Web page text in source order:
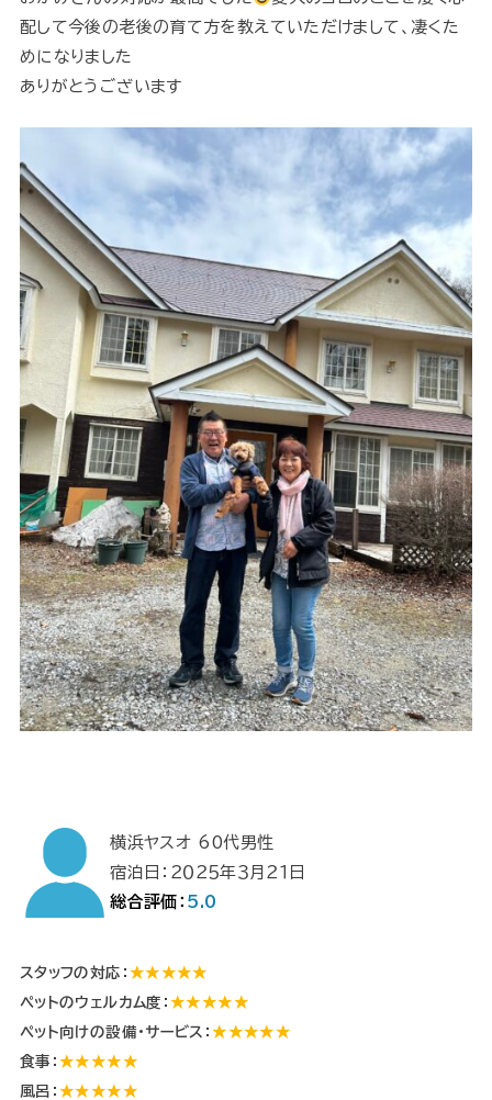
配して今後の老後の育て方を教えていただけまして、凄くた
めになりました
ありがとうございます
横浜ヤスオ 60代男性
宿泊日：２０２５年３月２１日
総合評価： 5.0
スタッフの対応： ★★★★★
ペットのウェルカム度：★★★★★
ペット向けの設備・サービス：★★★★★
食事：★★★★★
風呂：★★★★★